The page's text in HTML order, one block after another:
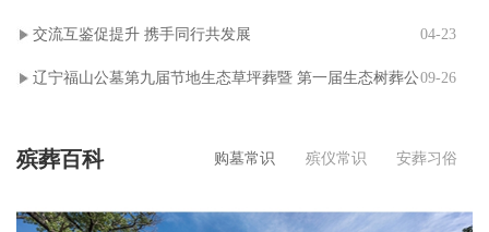
04-23
交流互鉴促提升 携手同行共发展
09-26
辽宁福山公墓第九届节地生态草坪葬暨 第一届生态树葬公
殡葬百科 购墓常识 殡仪常识 安葬习俗